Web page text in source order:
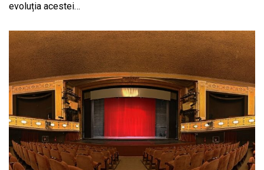
evoluția acestei…